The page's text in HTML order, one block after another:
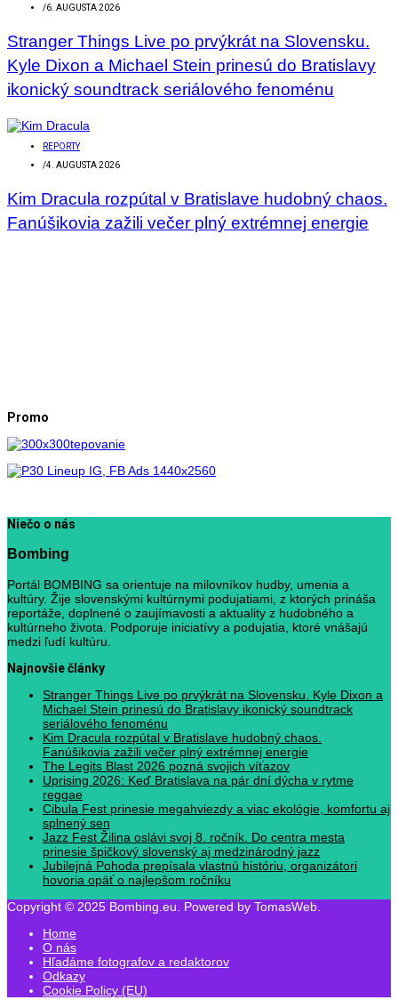
/6. AUGUSTA 2026
Stranger Things Live po prvýkrát na Slovensku.
Kyle Dixon a Michael Stein prinesú do Bratislavy
ikonický soundtrack seriálového fenoménu
REPORTY
/4. AUGUSTA 2026
Kim Dracula rozpútal v Bratislave hudobný chaos.
Fanúšikovia zažili večer plný extrémnej energie
Promo
Niečo o nás
Bombing
Portál BOMBING sa orientuje na milovníkov hudby, umenia a
kultúry. Žije slovenskými kultúrnymi podujatiami, z ktorých prináša
reportáže, doplnené o zaujímavosti a aktuality z hudobného a
kultúrneho života. Podporuje iniciatívy a podujatia, ktoré vnášajú
medzi ľudí kultúru.
Najnovšie články
Stranger Things Live po prvýkrát na Slovensku. Kyle Dixon a
Michael Stein prinesú do Bratislavy ikonický soundtrack
seriálového fenoménu
Kim Dracula rozpútal v Bratislave hudobný chaos.
Fanúšikovia zažili večer plný extrémnej energie
The Legits Blast 2026 pozná svojich víťazov
Uprising 2026: Keď Bratislava na pár dní dýcha v rytme
reggae
Cibula Fest prinesie megahviezdy a viac ekológie, komfortu aj
splnený sen
Jazz Fest Žilina oslávi svoj 8. ročník. Do centra mesta
prinesie špičkový slovenský aj medzinárodný jazz
Jubilejná Pohoda prepísala vlastnú históriu, organizátori
hovoria opäť o najlepšom ročníku
Copyright © 2025 Bombing.eu. Powered by TomasWeb.
Home
O nás
Hľadáme fotografov a redaktorov
Odkazy
Cookie Policy (EU)